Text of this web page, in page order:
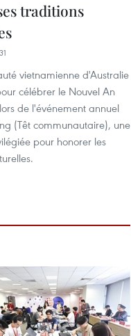
traditions
vietnamienne d'Australie
célébrer le Nouvel An
de l'événement annuel
(Têt communautaire), une
pour honorer les